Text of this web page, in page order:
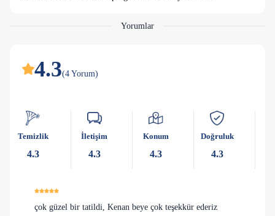
alanları ve özel teras gibi özellikler, konuklara ihtiyaç
duydukları her şeyi sunuyor. Burada konaklayanlar,
villamız, konuklarına unutulmaz bir konaklama deneyimi
vadediyor.
YALNIZCA AİLE KONAKLAMASI KABUL
Yorumlar
4.3(4 Yorum)
Temizlik
4.3
İletişim
4.3
Konum
4.3
Doğruluk
4.3
çok güzel bir tatildi, Kenan beye çok teşekkür ederiz